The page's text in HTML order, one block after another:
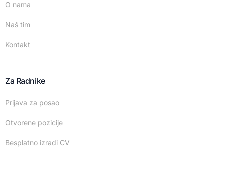
O nama
Naš tim
Kontakt
Za Radnike
Prijava za posao
Otvorene pozicije
Besplatno izradi CV